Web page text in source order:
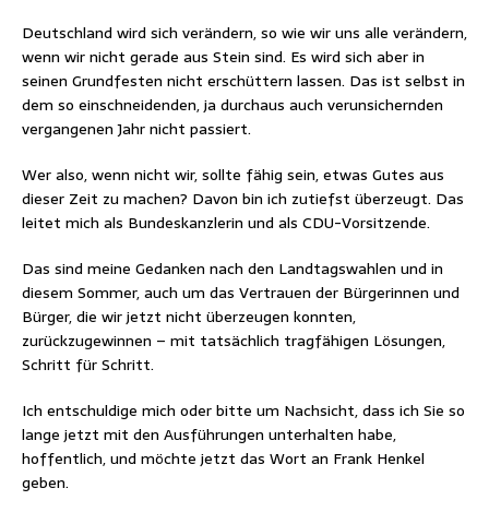
Deutschland wird sich verändern, so wie wir uns alle verändern,
wenn wir nicht gerade aus Stein sind. Es wird sich aber in
seinen Grundfesten nicht erschüttern lassen. Das ist selbst in
dem so einschneidenden, ja durchaus auch verunsichernden
vergangenen Jahr nicht passiert.
Wer also, wenn nicht wir, sollte fähig sein, etwas Gutes aus
dieser Zeit zu machen? Davon bin ich zutiefst überzeugt. Das
leitet mich als Bundeskanzlerin und als CDU-Vorsitzende.
Das sind meine Gedanken nach den Landtagswahlen und in
diesem Sommer, auch um das Vertrauen der Bürgerinnen und
Bürger, die wir jetzt nicht überzeugen konnten,
zurückzugewinnen – mit tatsächlich tragfähigen Lösungen,
Schritt für Schritt.
Ich entschuldige mich oder bitte um Nachsicht, dass ich Sie so
lange jetzt mit den Ausführungen unterhalten habe,
hoffentlich, und möchte jetzt das Wort an Frank Henkel
geben.